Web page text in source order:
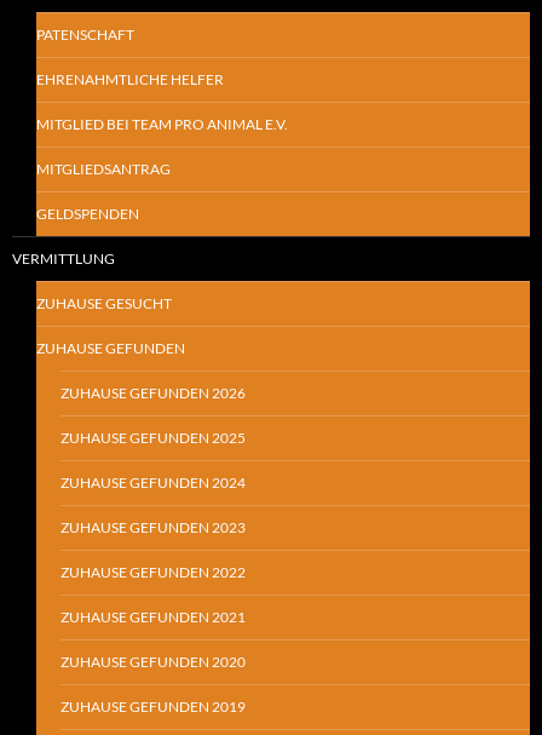
PATENSCHAFT
EHRENAHMTLICHE HELFER
MITGLIED BEI TEAM PRO ANIMAL E.V.
MITGLIEDSANTRAG
GELDSPENDEN
VERMITTLUNG
ZUHAUSE GESUCHT
ZUHAUSE GEFUNDEN
ZUHAUSE GEFUNDEN 2026
ZUHAUSE GEFUNDEN 2025
ZUHAUSE GEFUNDEN 2024
ZUHAUSE GEFUNDEN 2023
ZUHAUSE GEFUNDEN 2022
ZUHAUSE GEFUNDEN 2021
ZUHAUSE GEFUNDEN 2020
ZUHAUSE GEFUNDEN 2019